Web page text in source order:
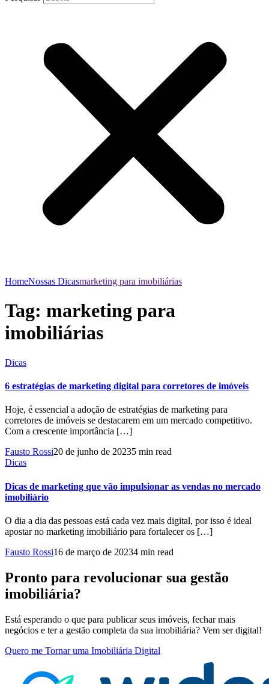
HomeNossas Dicasmarketing para imobiliárias
Tag: marketing para
imobiliárias
Dicas
6 estratégias de marketing digital para corretores de imóveis
Hoje, é essencial a adoção de estratégias de marketing para
corretores de imóveis se destacarem em um mercado competitivo.
Com a crescente importância […]
Fausto Rossi20 de junho de 20235 min read
Dicas
Dicas de marketing que vão impulsionar as vendas no mercado
imobiliário
O dia a dia das pessoas está cada vez mais digital, por isso é ideal
apostar no marketing imobiliário para fortalecer os […]
Fausto Rossi16 de março de 20234 min read
Pronto para revolucionar sua gestão
imobiliária?
Está esperando o que para publicar seus imóveis, fechar mais
negócios e ter a gestão completa da sua imobiliária? Vem ser digital!
Quero me Tornar uma Imobiliária Digital